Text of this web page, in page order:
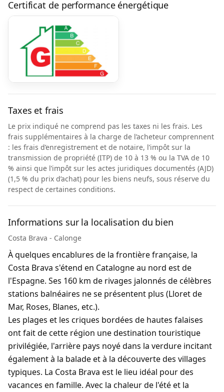
Certificat de performance énergétique
Taxes et frais
Le prix indiqué ne comprend pas les taxes ni les frais. Les
frais supplémentaires à la charge de l’acheteur comprennent
: les frais d’enregistrement et de notaire, l’impôt sur la
transmission de propriété (ITP) de 10 à 13 % ou la TVA de 10
% ainsi que l’impôt sur les actes juridiques documentés (AJD)
(1,5 % du prix d’achat) pour les biens neufs, sous réserve du
respect de certaines conditions.
Informations sur la localisation du bien
Costa Brava - Calonge
À quelques encablures de la frontière française, la
Costa Brava s'étend en Catalogne au nord est de
l'Espagne. Ses 160 km de rivages jalonnés de célèbres
stations balnéaires ne se présentent plus (Lloret de
Mar, Roses, Blanes, etc.).
Les plages et les criques bordées de hautes falaises
ont fait de cette région une destination touristique
privilégiée, l'arrière pays noyé dans la verdure incitant
également à la balade et à la découverte des villages
typiques. La Costa Brava est le lieu idéal pour des
vacances en famille. Avec la chaleur de l'été et la